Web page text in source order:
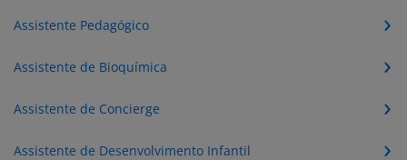
Assistente Pedagógico
Assistente de Bioquímica
Assistente de Concierge
Assistente de Desenvolvimento Infantil